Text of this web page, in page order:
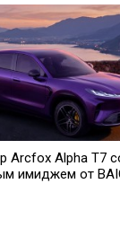
Arcfox Alpha T7
имиджем от